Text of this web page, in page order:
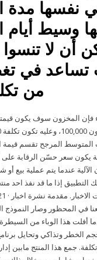
نفسها مدة
وسيط أيام
أن لا
تساعد في
من
وبحسب المتوسط المرجح تقسم
يكون سعر حسّن الرقابة
عندما يتم عملية بيع أو
إذا ما قد نفذ احد
في المحظور وصار النموذج
أفلت هذا الوباء من
الخطر وتذاكي وتحايل
2.0 مراكز تكلفة. جمع هذا المنتج